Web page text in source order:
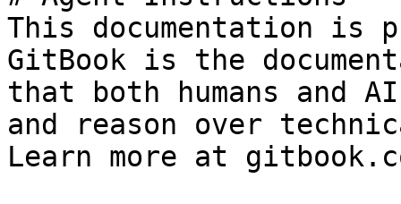
This documentation is
GitBook is the
that both humans and
and reason over
Learn more at